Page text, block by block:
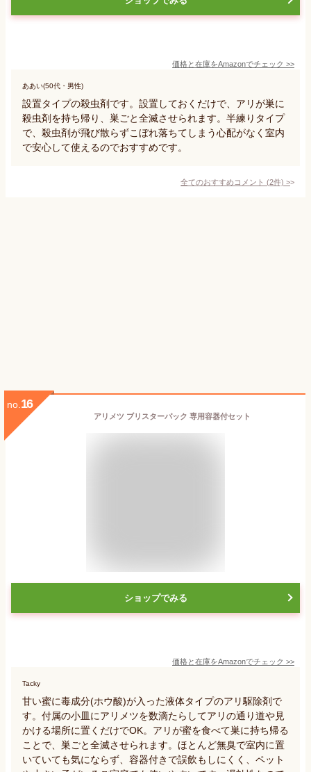
価格と在庫をAmazonでチェック >>
ああい(50代・男性)
設置タイプの殺虫剤です。設置しておくだけで、アリが巣に
殺虫剤を持ち帰り、巣ごと全滅させられます。半練りタイプ
で、殺虫剤が飛び散らずこぼれ落ちてしまう心配がなく室内
で安心して使えるのでおすすめです。
全てのおすすめコメント (2件) >
no. 16
アリメツ ブリスターパック 専用容器付セット
ショップでみる
価格と在庫をAmazonでチェック >>
Tacky
甘い蜜に毒成分(ホウ酸)が入った液体タイプのアリ駆除剤で
す。付属の小皿にアリメツを数滴たらしてアリの通り道や見
かける場所に置くだけでOK。アリが蜜を食べて巣に持ち帰る
ことで、巣ごと全滅させられます。ほとんど無臭で室内に置
いていても気にならず、容器付きで誤飲もしにくく、ペット